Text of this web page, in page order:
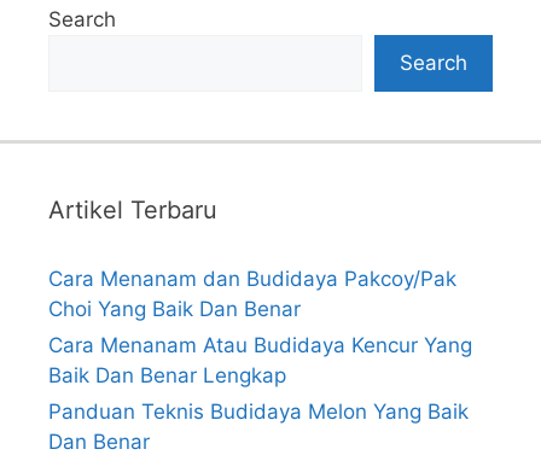
Search
Search
Artikel Terbaru
Cara Menanam dan Budidaya Pakcoy/Pak
Choi Yang Baik Dan Benar
Cara Menanam Atau Budidaya Kencur Yang
Baik Dan Benar Lengkap
Panduan Teknis Budidaya Melon Yang Baik
Dan Benar